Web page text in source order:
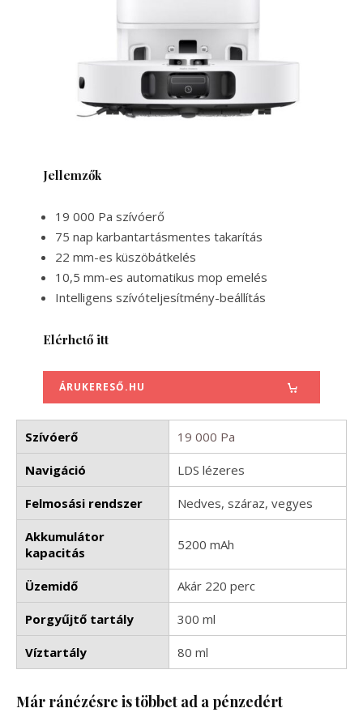
Jellemzők
19 000 Pa szívóerő
75 nap ​​karbantartásmentes takarítás
22 mm-es küszöbátkelés
10,5 mm-es automatikus mop emelés
Intelligens szívóteljesítmény-beállítás
Elérhető itt
ÁRUKERESŐ.HU
Szívóerő 19 000 Pa
Navigáció LDS lézeres
Felmosási rendszer Nedves, száraz, vegyes
Akkumulátor
kapacitás
5200 mAh
Üzemidő Akár 220 perc
Porgyűjtő tartály 300 ml
Víztartály 80 ml
Már ránézésre is többet ad a pénzedért